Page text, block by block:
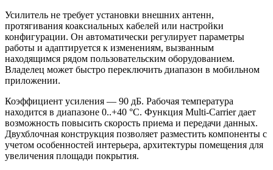
Усилитель не требует установки внешних антенн,
протягивания коаксиальных кабелей или настройки
конфигурации. Он автоматически регулирует параметры
работы и адаптируется к изменениям, вызванным
находящимся рядом пользовательским оборудованием.
Владелец может быстро переключить диапазон в мобильном
приложении.
Коэффициент усиления — 90 дБ. Рабочая температура
находится в диапазоне 0..+40 °C. Функция Multi-Carrier дает
возможность повысить скорость приема и передачи данных.
Двухблочная конструкция позволяет разместить компоненты с
учетом особенностей интерьера, архитектуры помещения для
увеличения площади покрытия.